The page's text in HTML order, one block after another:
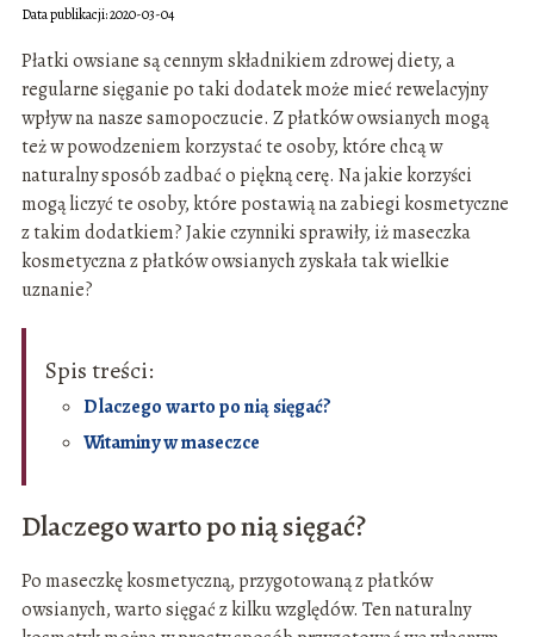
Data publikacji: 2020-03-04
Płatki owsiane są cennym składnikiem zdrowej diety, a
regularne sięganie po taki dodatek może mieć rewelacyjny
wpływ na nasze samopoczucie. Z płatków owsianych mogą
też w powodzeniem korzystać te osoby, które chcą w
naturalny sposób zadbać o piękną cerę. Na jakie korzyści
mogą liczyć te osoby, które postawią na zabiegi kosmetyczne
z takim dodatkiem? Jakie czynniki sprawiły, iż maseczka
kosmetyczna z płatków owsianych zyskała tak wielkie
uznanie?
Spis treści:
Dlaczego warto po nią sięgać?
Witaminy w maseczce
Dlaczego warto po nią sięgać?
Po maseczkę kosmetyczną, przygotowaną z płatków
owsianych, warto sięgać z kilku względów. Ten naturalny